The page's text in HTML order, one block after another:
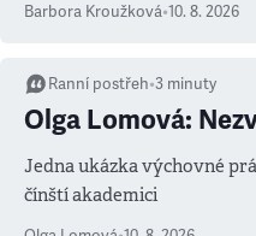
Barbora Kroužková•10. 8. 2026
Ranní postřeh•3 minuty
Olga Lomová:
Jedna ukázka výchovné
čínští akademici